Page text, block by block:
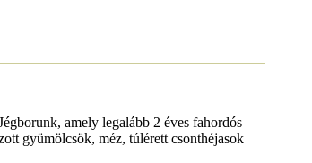
amely legalább 2 éves fahordós
gyümölcsök, méz, túlérett csonthéjasok